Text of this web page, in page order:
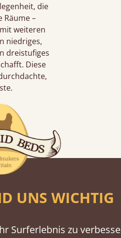
die
–
weiteren
niedriges,
dreistufiges
Diese
when they were half
Justine Walker
UNS WICHTIG
Surferlebnis zu